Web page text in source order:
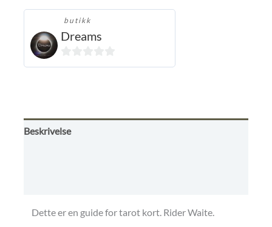
butikk
Dreams
0
Beskrivelse
Dette er en guide for tarot kort. Rider Waite.